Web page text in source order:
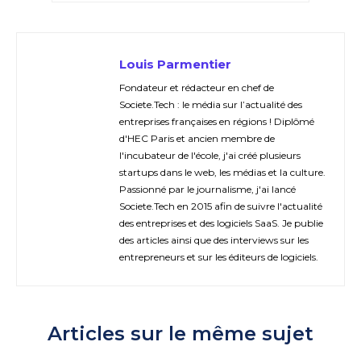
Louis Parmentier
Fondateur et rédacteur en chef de
Societe.Tech : le média sur l’actualité des
entreprises françaises en régions ! Diplômé
d'HEC Paris et ancien membre de
l'incubateur de l'école, j'ai créé plusieurs
startups dans le web, les médias et la culture.
Passionné par le journalisme, j'ai lancé
Societe.Tech en 2015 afin de suivre l'actualité
des entreprises et des logiciels SaaS. Je publie
des articles ainsi que des interviews sur les
entrepreneurs et sur les éditeurs de logiciels.
Articles sur le même sujet